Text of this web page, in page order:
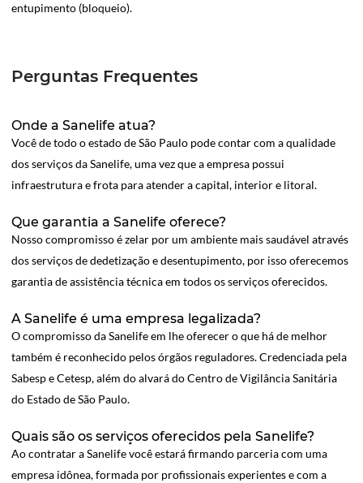
entupimento (bloqueio).
Perguntas Frequentes
Onde a Sanelife atua?
Você de todo o estado de São Paulo pode contar com a qualidade
dos serviços da Sanelife, uma vez que a empresa possui
infraestrutura e frota para atender a capital, interior e litoral.
Que garantia a Sanelife oferece?
Nosso compromisso é zelar por um ambiente mais saudável através
dos serviços de dedetização e desentupimento, por isso oferecemos
garantia de assistência técnica em todos os serviços oferecidos.
A Sanelife é uma empresa legalizada?
O compromisso da Sanelife em lhe oferecer o que há de melhor
também é reconhecido pelos órgãos reguladores. Credenciada pela
Sabesp e Cetesp, além do alvará do Centro de Vigilância Sanitária
do Estado de São Paulo.
Quais são os serviços oferecidos pela Sanelife?
Ao contratar a Sanelife você estará firmando parceria com uma
empresa idônea, formada por profissionais experientes e com a